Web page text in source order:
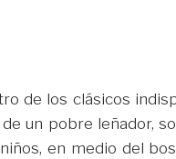
de los clásicos
un pobre leñador,
en medio del